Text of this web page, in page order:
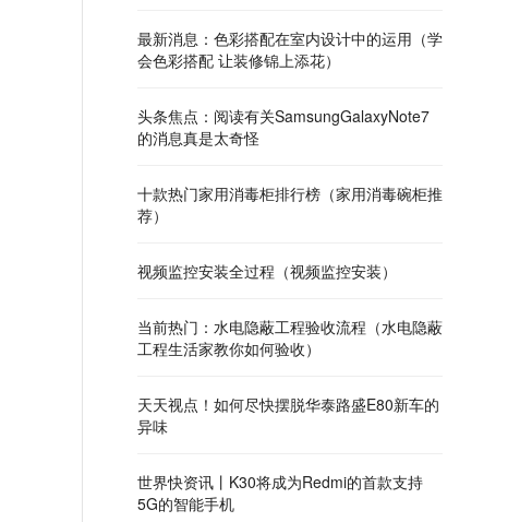
最新消息：色彩搭配在室内设计中的运用（学
会色彩搭配 让装修锦上添花）
头条焦点：阅读有关SamsungGalaxyNote7
的消息真是太奇怪
十款热门家用消毒柜排行榜（家用消毒碗柜推
荐）
视频监控安装全过程（视频监控安装）
当前热门：水电隐蔽工程验收流程（水电隐蔽
工程生活家教你如何验收）
天天视点！如何尽快摆脱华泰路盛E80新车的
异味
世界快资讯丨K30将成为Redmi的首款支持
5G的智能手机